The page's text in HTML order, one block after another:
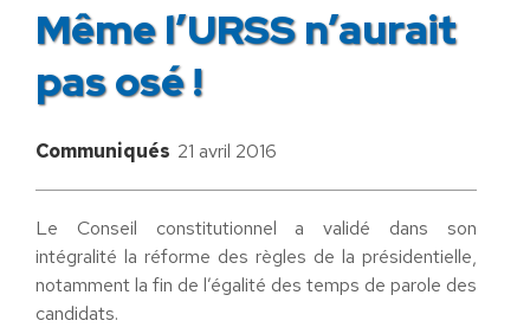
Même l’URSS n’aurait
pas osé !
Communiqués 21 avril 2016
Le Conseil constitutionnel a validé dans son
intégralité la réforme des règles de la présidentielle,
notamment la fin de l’égalité des temps de parole des
candidats.